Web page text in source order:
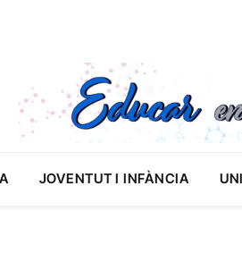
JOVENTUT I INFÀNCIA